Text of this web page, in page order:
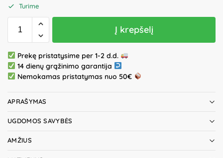
Turime
Į krepšelį
Prekę pristatysime per 1-2 d.d.
14 dienų grąžinimo garantija
Nemokamas pristatymas nuo 50€
APRAŠYMAS
UGDOMOS SAVYBĖS
AMŽIUS